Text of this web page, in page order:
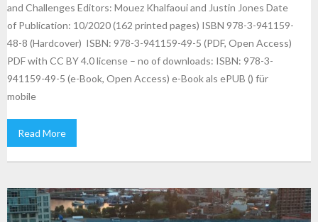
and Challenges Editors: Mouez Khalfaoui and Justin Jones Date
of Publication: 10/2020 (162 printed pages) ISBN 978-3-941159-
48-8 (Hardcover) ISBN: 978-3-941159-49-5 (PDF, Open Access)
PDF with CC BY 4.0 license – no of downloads: ISBN: 978-3-
941159-49-5 (e-Book, Open Access) e-Book als ePUB () für
mobile
Read More